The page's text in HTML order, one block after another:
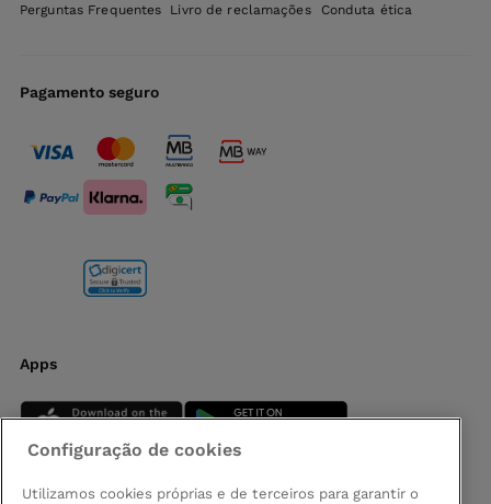
Perguntas Frequentes
Livro de reclamações
Conduta ética
Pagamento seguro
Apps
Configuração de cookies
Utilizamos cookies próprias e de terceiros para garantir o